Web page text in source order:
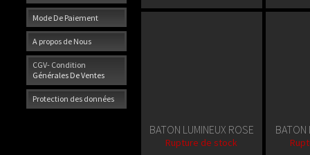
Mode De Paiement
A propos de Nous
CGV- Condition
Générales De Ventes
Protection des données
BATON LUMINEUX ROSE
Rupture de stock
BATON